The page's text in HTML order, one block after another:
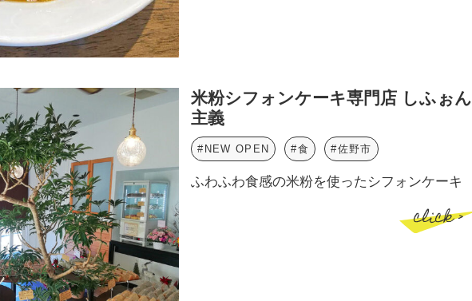
米粉シフォンケーキ専門店 しふぉん
主義
#NEW OPEN #食 #佐野市
ふわふわ食感の米粉を使ったシフォンケーキ
click >